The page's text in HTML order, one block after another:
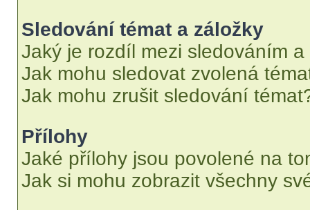
Sledování témat a záložky
Jaký je rozdíl mezi sledováním a
Jak mohu sledovat zvolená
Jak mohu zrušit sledování
Přílohy
Jaké přílohy jsou povolené na
Jak si mohu zobrazit všechny